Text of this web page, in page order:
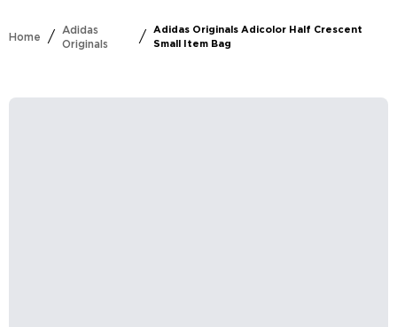
Home /
Adidas
Originals
/
Adidas Originals Adicolor Half Crescent
Small Item Bag